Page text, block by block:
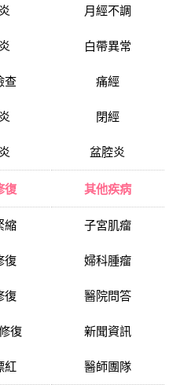
查
月經不調
白帶異常
痛經
閉經
盆腔炎
復
縮
復
復
復
紅
其他疾病
子宮肌瘤
婦科腫瘤
醫院問答
新聞資訊
醫師團隊